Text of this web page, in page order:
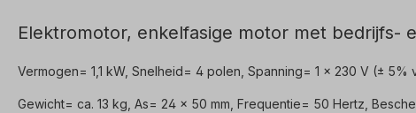
Elektromotor, enkelfasige motor met bedrijfs-
Vermogen= 1,1 kW, Snelheid= 4 polen, Spanning= 1 x 230 V (± 5%
Gewicht= ca. 13 kg, As= 24 x 50 mm, Frequentie= 50 Hertz,